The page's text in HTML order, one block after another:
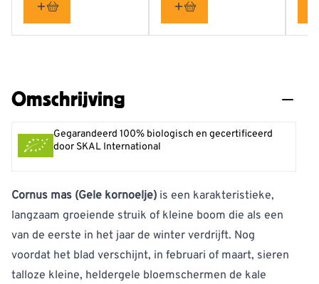
Omschrijving
Gegarandeerd 100% biologisch en gecertificeerd
door SKAL International
Cornus mas (Gele kornoelje) is een karakteristieke,
langzaam groeiende struik of kleine boom die als een
van de eerste in het jaar de winter verdrijft. Nog
voordat het blad verschijnt, in februari of maart, sieren
talloze kleine, heldergele bloemschermen de kale